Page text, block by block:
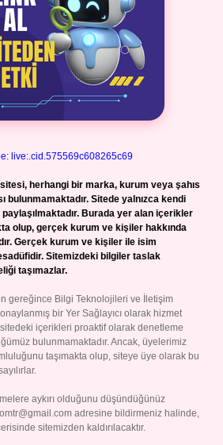
live:.cid.575569c608265c69
herhangi bir marka, kurum veya şahıs
bulunmamaktadır. Sitede yalnızca kendi
paylaşılmaktadır. Burada yer alan içerikler
olup, gerçek kurum ve kişiler hakkında
Gerçek kurum ve kişiler ile isim
Sitemizdeki bilgiler taslak
taşımazlar.
gereğince Bilgi Teknolojileri ve İletişim
bir Yer Sağlayıcı olarak hizmet
içerikleri proaktif olarak denetleme
bulunmamaktadır. Ancak, üyelerimiz
taşımakta olup, siteye üye olarak bu
aykırı olduğunu düşündüğünüz
adresine bildirmeniz halinde,
sitemizden kaldırılacaktır.